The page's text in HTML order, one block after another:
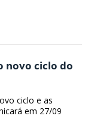
novo ciclo do
ciclo e as
em 27/09